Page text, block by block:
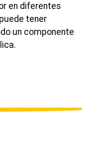
en diferentes
tener
un componente